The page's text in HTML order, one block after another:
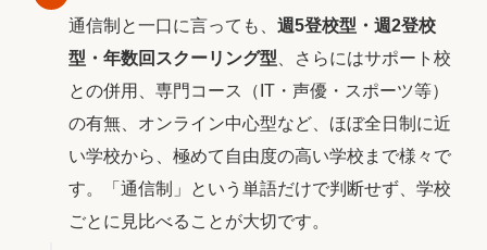
通信制と一口に言っても、 週5登校型・週2登校
型・年数回スクーリング型 、さらにはサポート校
との併用、専門コース（IT・声優・スポーツ等）
の有無、オンライン中心型など、ほぼ全日制に近
い学校から、極めて自由度の高い学校まで様々で
す。「通信制」という単語だけで判断せず、学校
ごとに見比べることが大切です。